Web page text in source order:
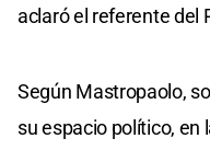
aclaró el referente del
Según Mastropaolo,
su espacio político, en